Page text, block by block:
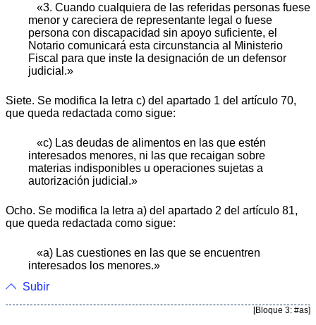
«3. Cuando cualquiera de las referidas personas fuese
menor y careciera de representante legal o fuese
persona con discapacidad sin apoyo suficiente, el
Notario comunicará esta circunstancia al Ministerio
Fiscal para que inste la designación de un defensor
judicial.»
Siete. Se modifica la letra c) del apartado 1 del artículo 70,
que queda redactada como sigue:
«c) Las deudas de alimentos en las que estén
interesados menores, ni las que recaigan sobre
materias indisponibles u operaciones sujetas a
autorización judicial.»
Ocho. Se modifica la letra a) del apartado 2 del artículo 81,
que queda redactada como sigue:
«a) Las cuestiones en las que se encuentren
interesados los menores.»
Subir
[Bloque 3: #as]